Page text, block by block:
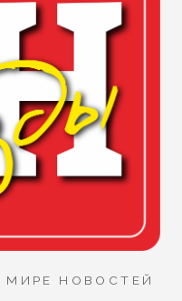
МИРЕ НОВОСТЕЙ